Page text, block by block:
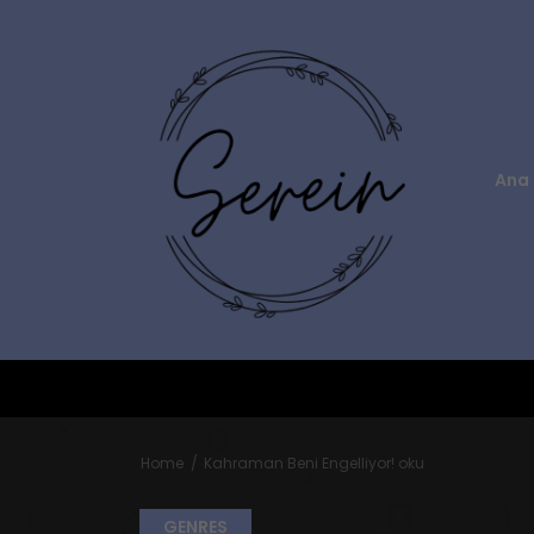
Ana
Home Kahraman Beni Engelliyor! oku
GENRES